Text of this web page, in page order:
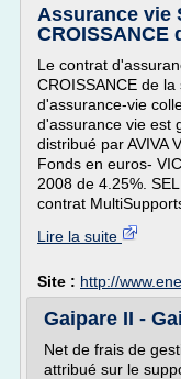
Assurance vie
CROISSANCE
Le contrat
CROISSANCE de la
d'assurance-vie
d'assurance vie est
distribué par AVIVA
Fonds en euros-
2008 de 4.25%.
contrat
Lire la suite
Site : http://
Gaipare II -
Net de frais de
attribué sur le